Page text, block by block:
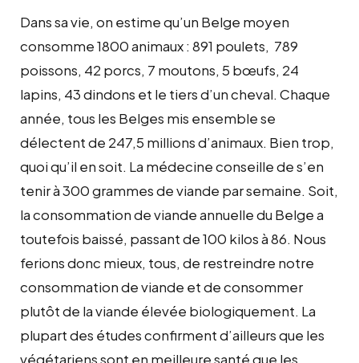
Dans sa vie, on estime qu’un Belge moyen
consomme 1800 animaux : 891 poulets, 789
poissons, 42 porcs, 7 moutons, 5 bœufs, 24
lapins, 43 dindons et le tiers d’un cheval. Chaque
année, tous les Belges mis ensemble se
délectent de 247,5 millions d’animaux. Bien trop,
quoi qu’il en soit. La médecine conseille de s’en
tenir à 300 grammes de viande par semaine. Soit,
la consommation de viande annuelle du Belge a
toutefois baissé, passant de 100 kilos à 86. Nous
ferions donc mieux, tous, de restreindre notre
consommation de viande et de consommer
plutôt de la viande élevée biologiquement. La
plupart des études confirment d’ailleurs que les
végétariens sont en meilleure santé que les